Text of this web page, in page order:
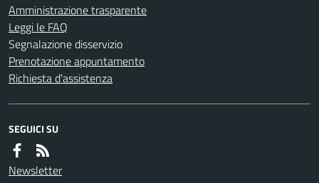
Amministrazione trasparente
Leggi le FAQ
Segnalazione disservizio
Prenotazione appuntamento
Richiesta d'assistenza
SEGUICI SU
Newsletter